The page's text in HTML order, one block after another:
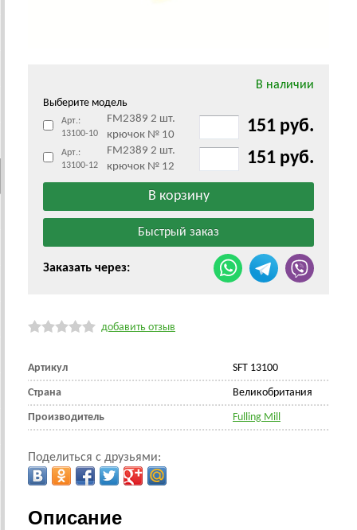
В наличии
Выберите модель
Арт.:
13100-10
FM2389 2 шт.
крючок № 10
151 руб.
Арт.:
13100-12
FM2389 2 шт.
крючок № 12
151 руб.
Заказать через:
добавить отзыв
Артикул SFT 13100
Страна Великобритания
Производитель Fulling Mill
Поделиться с друзьями:
Описание